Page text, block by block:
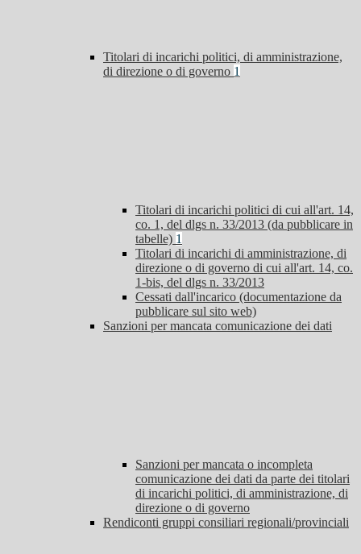
Titolari di incarichi politici, di amministrazione,
di direzione o di governo 1
Titolari di incarichi politici di cui all'art. 14,
co. 1, del dlgs n. 33/2013 (da pubblicare in
tabelle) 1
Titolari di incarichi di amministrazione, di
direzione o di governo di cui all'art. 14, co.
1-bis, del dlgs n. 33/2013
Cessati dall'incarico (documentazione da
pubblicare sul sito web)
Sanzioni per mancata comunicazione dei dati
Sanzioni per mancata o incompleta
comunicazione dei dati da parte dei titolari
di incarichi politici, di amministrazione, di
direzione o di governo
Rendiconti gruppi consiliari regionali/provinciali